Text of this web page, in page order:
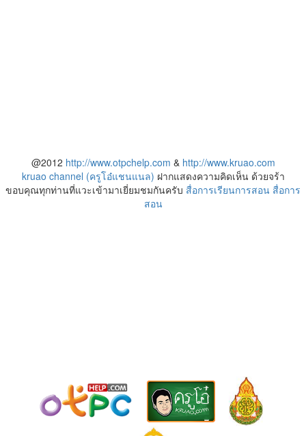
@2012 http://www.otpchelp.com & http://www.kruao.com
kruao channel (ครูโอ๋แชนแนล) ฝากแสดงความคิดเห็น ด้วยจร้า
ขอบคุณทุกท่านที่แวะเข้ามาเยี่ยมชมกันครับ สื่อการเรียนการสอน สื่อการ
สอน